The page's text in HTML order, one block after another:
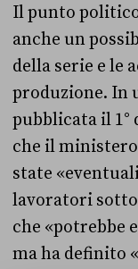
Il punto
anche un
della serie e le
produzione. In
pubblicata il 1°
che il
state
lavoratori
che «potrebbe
ma ha definito